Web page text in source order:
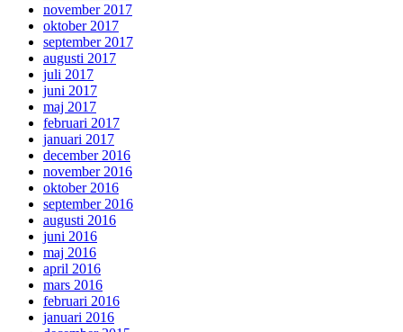
november 2017
oktober 2017
september 2017
augusti 2017
juli 2017
juni 2017
maj 2017
februari 2017
januari 2017
december 2016
november 2016
oktober 2016
september 2016
augusti 2016
juni 2016
maj 2016
april 2016
mars 2016
februari 2016
januari 2016